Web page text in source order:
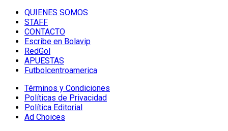
QUIENES SOMOS
STAFF
CONTACTO
Escribe en Bolavip
RedGol
APUESTAS
Futbolcentroamerica
Términos y Condiciones
Políticas de Privacidad
Política Editorial
Ad Choices